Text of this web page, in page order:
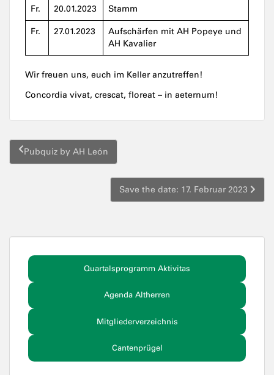
Fr. 20.01.2023 Stamm
Fr. 27.01.2023
Aufschärfen mit AH Popeye und
AH Kavalier
Wir freuen uns, euch im Keller anzutreffen!
Concordia vivat, crescat, floreat – in aeternum!
Beitragsnavigation
Pubquiz by AH León
Save the date: 17. Februar 2023
Quartalsprogramm Aktivitas
Agenda Altherren
Mitgliederverzeichnis
Cantenprügel